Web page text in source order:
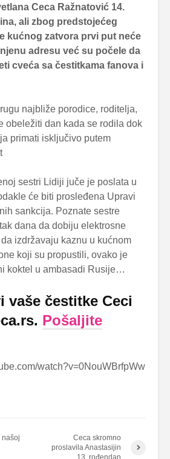
Ceca Ražnatović 14.
ali zbog predstojećeg
kućnog zatvora prvi put neće
adresu već su počele da
cveća sa čestitkama fanova i
najbliže porodice, roditelja,
obeležiti dan kada se rodila dok
primati isključivo putem
sestri Lidiji juče je poslata u
će biti prosleđena Upravi
sankcija. Poznate sestre
dana da dobiju elektrosne
izdržavaju kaznu u kućnom
koji su propustili, ovako je
koktel u ambasadi Rusije…
vaše čestitke Ceci
Pošaljite
watch?v=0NouWBrfpWw
našoj
Ceca skromno
proslavila Anastasijin
13. rođendan